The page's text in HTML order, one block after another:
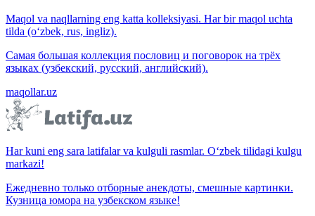
Maqol va naqllarning eng katta kolleksiyasi. Har bir maqol uchta
tilda (o‘zbek, rus, ingliz).
Самая большая коллекция пословиц и поговорок на трёх
языках (узбекский, русский, английский).
maqollar.uz
Har kuni eng sara latifalar va kulguli rasmlar. O‘zbek tilidagi kulgu
markazi!
Ежедневно только отборные анекдоты, смешные картинки.
Кузница юмора на узбекском языке!